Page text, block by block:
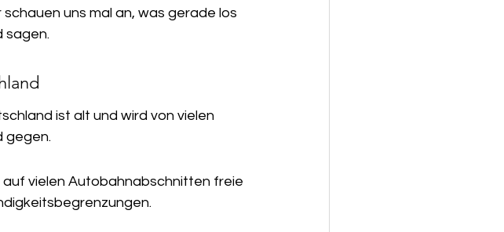
uns mal an, was gerade los
sagen.
ist alt und wird von vielen
gegen.
vielen Autobahnabschnitten freie